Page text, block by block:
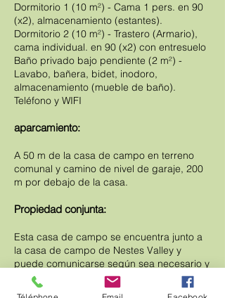
Dormitorio 1 (10 m²) - Cama 1 pers. en 90
(x2), almacenamiento (estantes).
Dormitorio 2 (10 m²) - Trastero (Armario),
cama individual. en 90 (x2) con entresuelo
Baño privado bajo pendiente (2 m²) -
Lavabo, bañera, bidet, inodoro,
almacenamiento (mueble de baño).
Teléfono y WIFI
aparcamiento:
A 50 m de la casa de campo en terreno
comunal y camino de nivel de garaje, 200
m por debajo de la casa.
Propiedad conjunta:
Esta casa de campo se encuentra junto a
la casa de campo de Nestes Valley y
puede comunicarse según sea necesario y
recibir un conjunto de 9-10 personas.
Póngase en contacto con nosotros para las